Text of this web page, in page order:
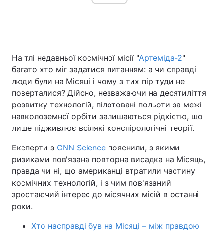
На тлі недавньої космічної місії "Артеміда-2"
багато хто міг задатися питанням: а чи справді
люди були на Місяці і чому з тих пір туди не
поверталися? Дійсно, незважаючи на десятиліття
розвитку технологій, пілотовані польоти за межі
навколоземної орбіти залишаються рідкістю, що
лише підживлює всілякі конспірологічні теорії.
Експерти з CNN Science пояснили, з якими
ризиками пов'язана повторна висадка на Місяць,
правда чи ні, що американці втратили частину
космічних технологій, і з чим пов'язаний
зростаючий інтерес до місячних місій в останні
роки.
Хто насправді був на Місяці – між правдою